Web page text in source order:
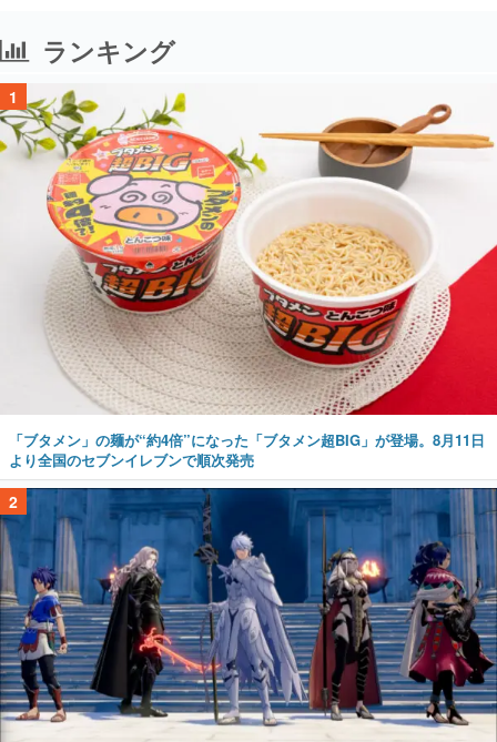
ランキング
1
「ブタメン」の麺が“約4倍”になった「ブタメン超BIG」が登場。8月11日
より全国のセブンイレブンで順次発売
2